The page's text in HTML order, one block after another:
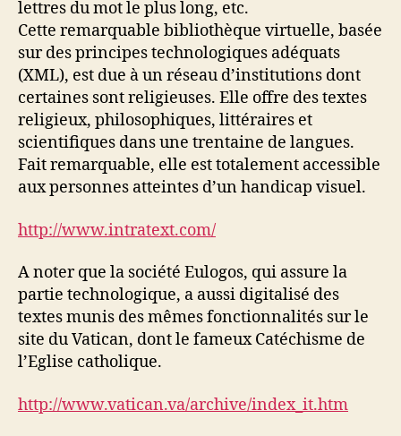
lettres du mot le plus long, etc.
Cette remarquable bibliothèque virtuelle, basée
sur des principes technologiques adéquats
(XML), est due à un réseau d’institutions dont
certaines sont religieuses. Elle offre des textes
religieux, philosophiques, littéraires et
scientifiques dans une trentaine de langues.
Fait remarquable, elle est totalement accessible
aux personnes atteintes d’un handicap visuel.
http://www.intratext.com/
A noter que la société Eulogos, qui assure la
partie technologique, a aussi digitalisé des
textes munis des mêmes fonctionnalités sur le
site du Vatican, dont le fameux Catéchisme de
l’Eglise catholique.
http://www.vatican.va/archive/index_it.htm